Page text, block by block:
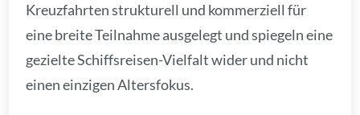
Kreuzfahrten strukturell und kommerziell für
eine breite Teilnahme ausgelegt und spiegeln eine
gezielte Schiffsreisen-Vielfalt wider und nicht
einen einzigen Altersfokus.